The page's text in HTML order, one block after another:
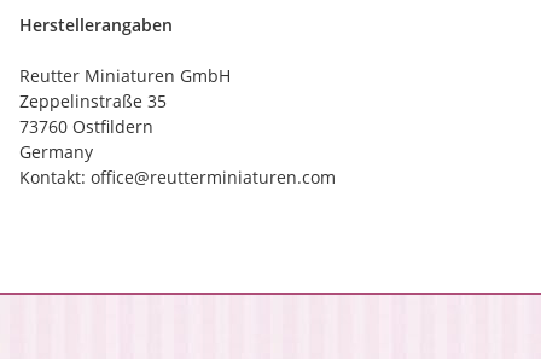
Herstellerangaben
Reutter Miniaturen GmbH
Zeppelinstraße 35
73760 Ostfildern
Germany
Kontakt: office@reutterminiaturen.com